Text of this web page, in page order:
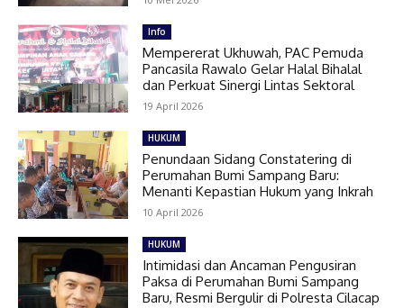
Info
Mempererat Ukhuwah, PAC Pemuda
Pancasila Rawalo Gelar Halal Bihalal
dan Perkuat Sinergi Lintas Sektoral
19 April 2026
HUKUM
Penundaan Sidang Constatering di
Perumahan Bumi Sampang Baru:
Menanti Kepastian Hukum yang Inkrah
10 April 2026
HUKUM
Intimidasi dan Ancaman Pengusiran
Paksa di Perumahan Bumi Sampang
Baru, Resmi Bergulir di Polresta Cilacap